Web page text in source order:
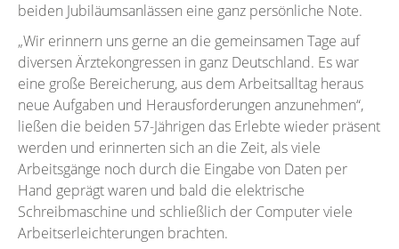
beiden Jubiläumsanlässen eine ganz persönliche Note.
„Wir erinnern uns gerne an die gemeinsamen Tage auf
diversen Ärztekongressen in ganz Deutschland. Es war
eine große Bereicherung, aus dem Arbeitsalltag heraus
neue Aufgaben und Herausforderungen anzunehmen“,
ließen die beiden 57-Jährigen das Erlebte wieder präsent
werden und erinnerten sich an die Zeit, als viele
Arbeitsgänge noch durch die Eingabe von Daten per
Hand geprägt waren und bald die elektrische
Schreibmaschine und schließlich der Computer viele
Arbeitserleichterungen brachten.